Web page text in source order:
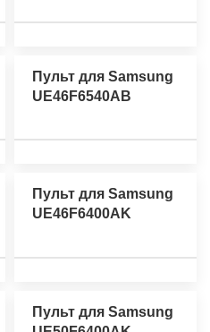
Пульт для Samsung
UE46F6540AB
Пульт для Samsung
UE46F6400AK
Пульт для Samsung